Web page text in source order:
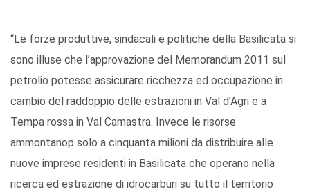
“Le forze produttive, sindacali e politiche della Basilicata si
sono illuse che l’approvazione del Memorandum 2011 sul
petrolio potesse assicurare ricchezza ed occupazione in
cambio del raddoppio delle estrazioni in Val d’Agri e a
Tempa rossa in Val Camastra. Invece le risorse
ammontanop solo a cinquanta milioni da distribuire alle
nuove imprese residenti in Basilicata che operano nella
ricerca ed estrazione di idrocarburi su tutto il territorio